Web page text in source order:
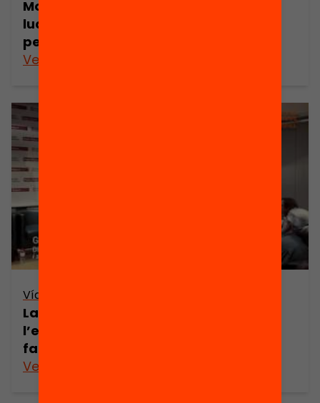
Motivar l’aprenentatge des del joc:
ludificació lliure o disseny de
pensament reflexiu? (seminari web)
Veure’n més
Vídeo
La indústria del lleure canviarà
l’educació? Tendències en el lleure
familiar
Veure’n més